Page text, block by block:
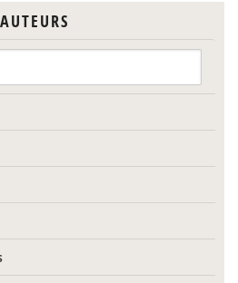
AUTEURS